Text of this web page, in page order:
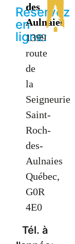
Réservez
en
ligne:
des
Aulnaies
1399
route
de
la
Seigneurie
Saint-
Roch-
des-
Aulnaies
Québec,
G0R
4E0
Tél. à